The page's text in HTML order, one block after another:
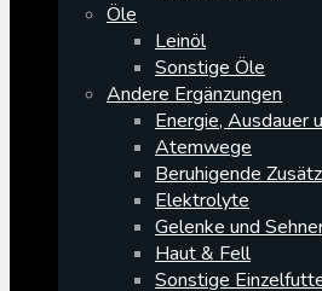
Öle
Leinöl
Sonstige Öle
Andere Ergänzungen
Energie, Ausdauer
Atemwege
Beruhigende
Elektrolyte
Gelenke und
Haut & Fell
Sonstige